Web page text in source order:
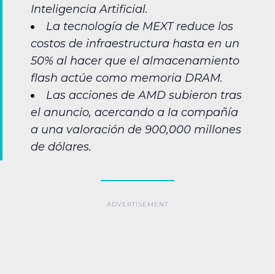
Inteligencia Artificial.
La tecnología de MEXT reduce los
costos de infraestructura hasta en un
50% al hacer que el almacenamiento
flash actúe como memoria DRAM.
Las acciones de AMD subieron tras
el anuncio, acercando a la compañía
a una valoración de 900,000 millones
de dólares.